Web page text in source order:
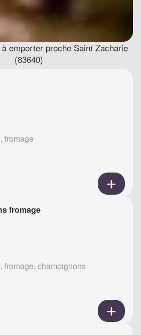
emporter proche Saint Zacharie
(83640)
fromage
fromage
fromage, champignons